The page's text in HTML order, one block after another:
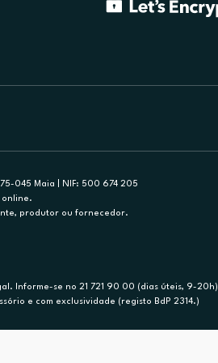
045 Maia | NIF: 500 674 205
online.
produtor ou fornecedor.
Informe-se no 21 721 90 00 (dias úteis, 9-
e com exclusividade (registo BdP 2314.)